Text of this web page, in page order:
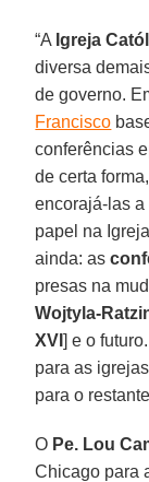
“A Igreja
diversa
de governo.
Francisco
conferências
de certa
encorajá-las
papel na
ainda: as
presas na
Wojtyla-
XVI] e o
para as
para o
O Pe. Lou
Chicago para